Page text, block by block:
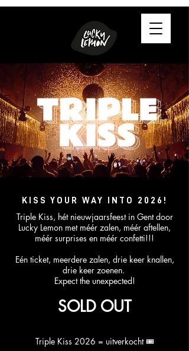
KISS YOUR WAY INTO 2026!
Triple Kiss, hét nieuwjaarsfeest in Gent door
Lucky Lemon met méér zalen, méér aftellen,
méér surprises en méér confetti!​!!
Eén ticket, meerdere zalen, drie keer knallen,
drie keer zoenen.
Expect the unexpected!
SOLD OUT
Triple Kiss 2026 = uitverkocht 🎟️